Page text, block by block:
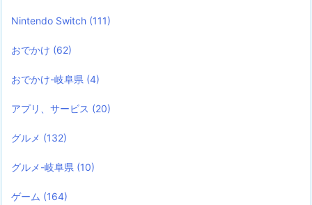
Nintendo Switch (111)
おでかけ (62)
おでかけ-岐阜県 (4)
アプリ、サービス (20)
グルメ (132)
グルメ-岐阜県 (10)
ゲーム (164)